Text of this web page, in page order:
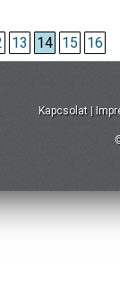
13 14 15 16
Kapcsolat |